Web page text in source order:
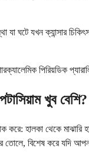
যা ঘটে যখন ক্যান্সার
পিরিয়ডিক
খুব বেশি?
করে: হালকা থেকে
তোলে, বিশেষ করে যদি